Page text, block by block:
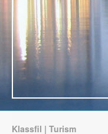
Klassfil | Turism